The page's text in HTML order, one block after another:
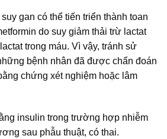
gan có thể tiến triển thành toan
do suy giảm thải trừ lactat
trong máu. Vì vậy, tránh sử
bệnh nhân đã được chẩn đoán
chứng xét nghiệm hoặc lâm
insulin trong trường hợp nhiễm
sau phẫu thuật, có thai.